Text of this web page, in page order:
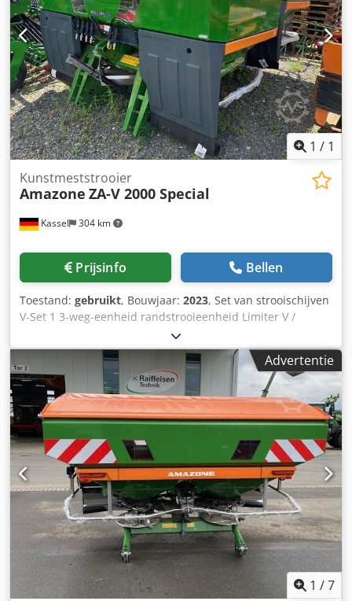
1 / 1
Kassel 304 km
Kunstmeststrooier
Amazone ZA-V 2000 Special
Prijsinfo Bellen
Toestand: gebruikt, Bouwjaar: 2023, Set van strooischijven
V-Set 1 3-weg-eenheid randstrooieenheid Limiter V /
buisbeschermer S / afrolinrichting steekbaar / strooiwerk
ZA-V / opzetbak S / 2000 cardanas met slipkoppeling /
inbouwonderdelen voor ZA-basismachines / vuilvanger S /
LED-verlichting Csdpfx Afjt Dwh Rswjha
Advertentie
1 /7